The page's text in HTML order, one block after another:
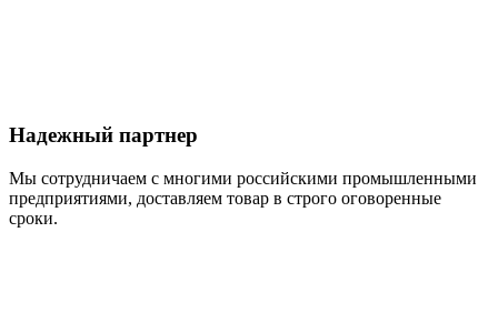
Надежный партнер
Мы сотрудничаем с многими российскими промышленными
предприятиями, доставляем товар в строго оговоренные
сроки.